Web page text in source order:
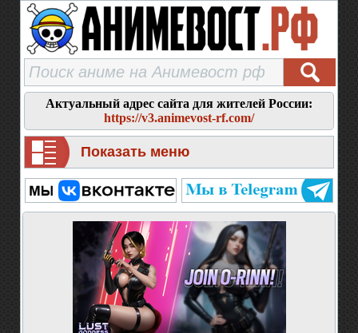
Актуальный адрес сайта для жителей России:
https://v3.animevost-rf.com/
Показать меню